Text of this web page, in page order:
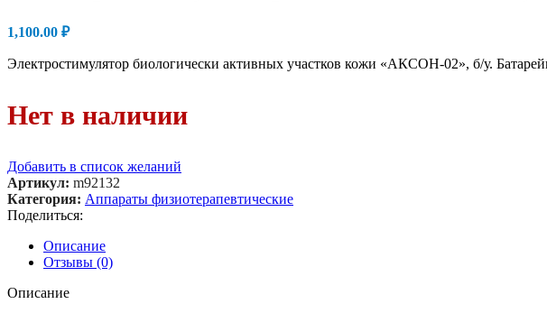
1,100.00 ₽
Электростимулятор биологически активных участков кожи «АКСОН-02», б/у.
Нет в наличии
Добавить в список желаний
Артикул: m92132
Категория: Аппараты физиотерапевтические
Поделиться:
Описание
Отзывы (0)
Описание